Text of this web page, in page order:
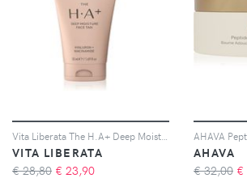
VITA LIBERATA
€ 28,80 € 23,90
AHAVA
€ 32,00 €